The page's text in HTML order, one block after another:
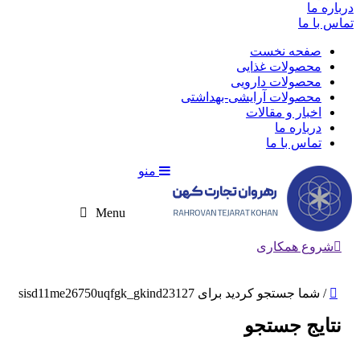
درباره ما
تماس با ما
صفحه نخست
محصولات غذایی
محصولات دارویی
محصولات آرایشی-بهداشتی
اخبار و مقالات
درباره ما
تماس با ما
منو
Menu
شروع همکاری
/ شما جستجو کردید برای sisd11me26750uqfgk_gkind23127
نتایج جستجو